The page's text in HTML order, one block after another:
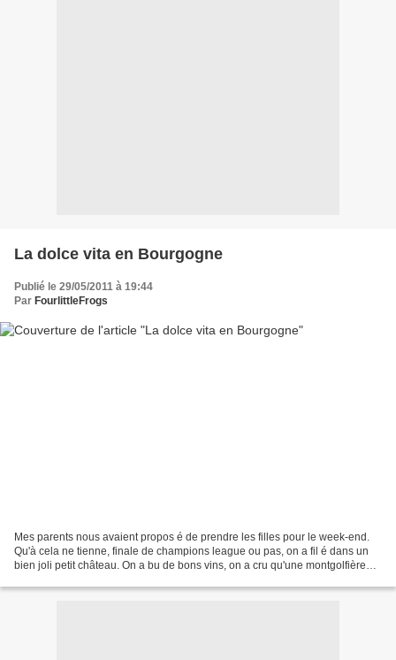
La dolce vita en Bourgogne
Publié le 29/05/2011 à 19:44
Par FourlittleFrogs
Mes parents nous avaient propos é de prendre les filles pour le week-end.
Qu'à cela ne tienne, finale de champions league ou pas, on a fil é dans un
bien joli petit château. On a bu de bons vins, on a cru qu'une montgolfière